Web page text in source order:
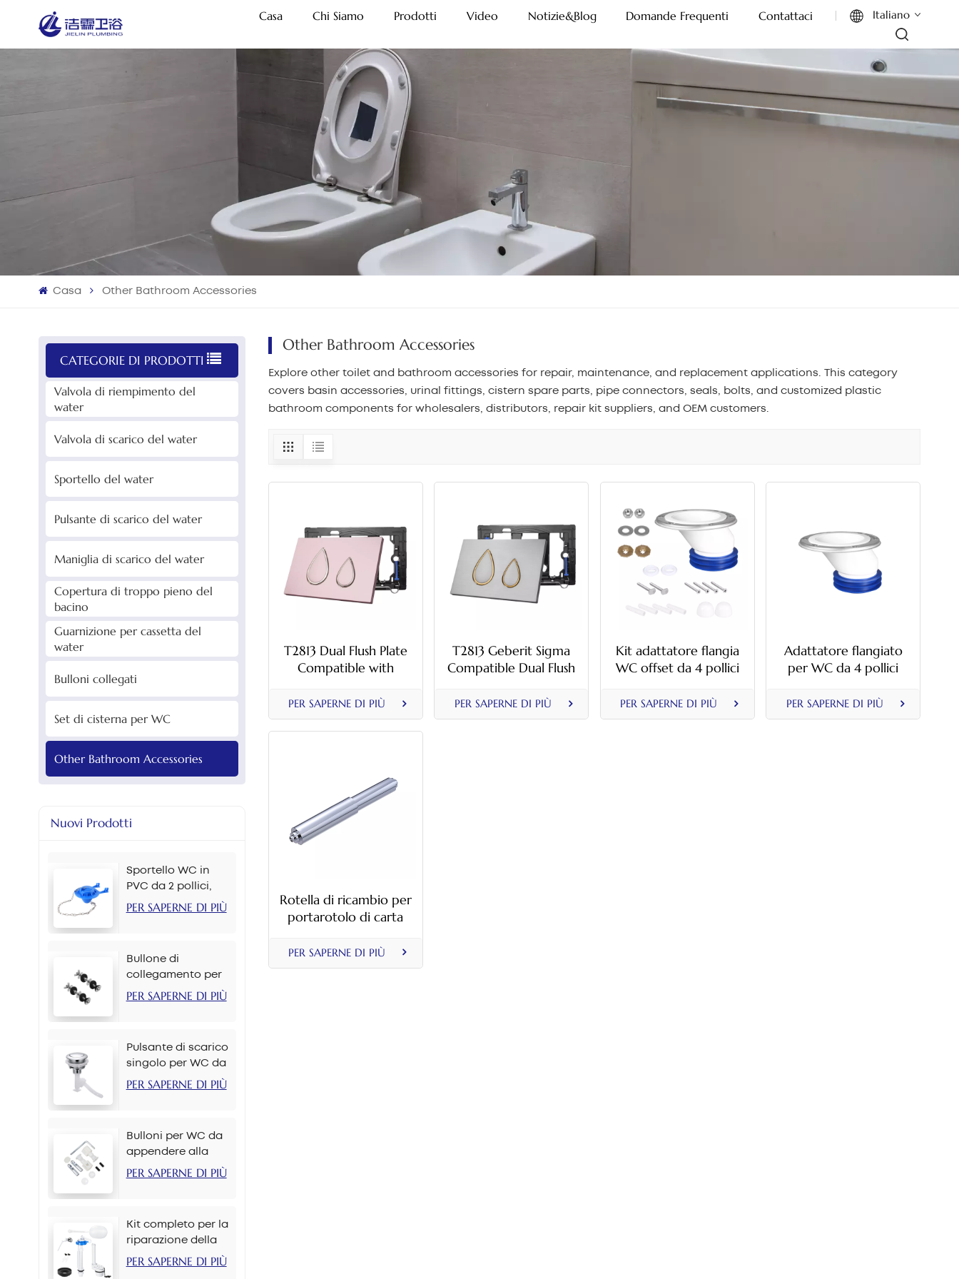
Casa Chi Siamo Prodotti Video Notizie&Blog Domande Frequenti Contattaci Italiano
English
Casa Other Bathroom Accessories
CATEGORIE DI PRODOTTI
Valvola di riempimento del
water
Valvola di scarico del water
Sportello del water
Pulsante di scarico del water
Maniglia di scarico del water
Copertura di troppo pieno del
bacino
Guarnizione per cassetta del
water
Bulloni collegati
Set di cisterna per WC
Other Bathroom Accessories
Nuovi Prodotti
Sportello WC in
PVC da 2 pollici,
colori multipli
PER SAPERNE DI PIÙ
Bullone di
collegamento per
cassetta del water
PER SAPERNE DI PIÙ
Pulsante di scarico
singolo per WC da
38 mm per catena
PER SAPERNE DI PIÙ
Bulloni per WC da
appendere alla
parete M12*70mm
PER SAPERNE DI PIÙ
Kit completo per la
riparazione della
cassetta del WC
PER SAPERNE DI PIÙ
Other Bathroom Accessories
Explore other toilet and bathroom accessories for repair, maintenance, and replacement applications. This category
covers basin accessories, urinal fittings, cistern spare parts, pipe connectors, seals, bolts, and customized plastic
bathroom components for wholesalers, distributors, repair kit suppliers, and OEM customers.
T2813 Dual Flush Plate
Compatible with
Teardrop Buttons with
Electroplated Trim
PER SAPERNE DI PIÙ
T2813 Geberit Sigma
Compatible Dual Flush
Trimmed Teardrop
Buttons
PER SAPERNE DI PIÙ
Kit adattatore flangia
WC offset da 4 pollici
bulloni di montaggio
per WC
PER SAPERNE DI PIÙ
Adattatore flangiato
per WC da 4 pollici
girevole e guarnizione
in gomma per lo
PER SAPERNE DI PIÙ
Rotella di ricambio per
portarotolo di carta
disponibile nelle
misure da 6 e 7 pollici.
PER SAPERNE DI PIÙ